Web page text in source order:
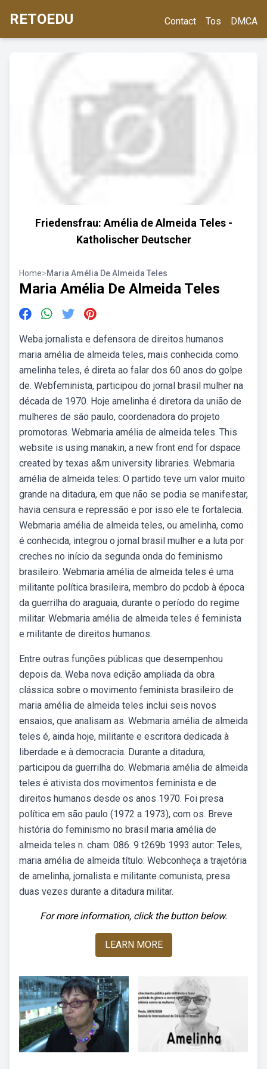
RETOEDU Contact Tos DMCA
Friedensfrau: Amélia de Almeida Teles -
Katholischer Deutscher
Home>Maria Amélia De Almeida Teles
Maria Amélia De Almeida Teles
Weba jornalista e defensora de direitos humanos
maria amélia de almeida teles, mais conhecida como
amelinha teles, é direta ao falar dos 60 anos do golpe
de. Webfeminista, participou do jornal brasil mulher na
década de 1970. Hoje amelinha é diretora da união de
mulheres de são paulo, coordenadora do projeto
promotoras. Webmaria amélia de almeida teles. This
website is using manakin, a new front end for dspace
created by texas a&m university libraries. Webmaria
amélia de almeida teles: O partido teve um valor muito
grande na ditadura, em que não se podia se manifestar,
havia censura e repressão e por isso ele te fortalecia.
Webmaria amélia de almeida teles, ou amelinha, como
é conhecida, integrou o jornal brasil mulher e a luta por
creches no início da segunda onda do feminismo
brasileiro. Webmaria amélia de almeida teles é uma
militante política brasileira, membro do pcdob à época
da guerrilha do araguaia, durante o período do regime
militar. Webmaria amélia de almeida teles é feminista
e militante de direitos humanos.
Entre outras funções públicas que desempenhou
depois da. Weba nova edição ampliada da obra
clássica sobre o movimento feminista brasileiro de
maria amélia de almeida teles inclui seis novos
ensaios, que analisam as. Webmaria amélia de almeida
teles é, ainda hoje, militante e escritora dedicada à
liberdade e à democracia. Durante a ditadura,
participou da guerrilha do. Webmaria amélia de almeida
teles é ativista dos movimentos feminista e de
direitos humanos desde os anos 1970. Foi presa
política em são paulo (1972 a 1973), com os. Breve
história do feminismo no brasil maria amélia de
almeida teles n. cham. 086. 9 t269b 1993 autor: Teles,
maria amélia de almeida título: Webconheça a trajetória
de amelinha, jornalista e militante comunista, presa
duas vezes durante a ditadura militar.
For more information, click the button below.
LEARN MORE